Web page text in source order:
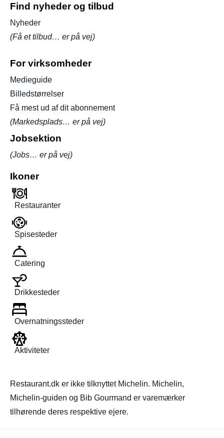
Find nyheder og tilbud
Nyheder
(Få et tilbud… er på vej)
For virksomheder
Medieguide
Billedstørrelser
Få mest ud af dit abonnement
(Markedsplads… er på vej)
Jobsektion
(Jobs… er på vej)
Ikoner
Restauranter
Spisesteder
Catering
Drikkesteder
Overnatningssteder
Aktiviteter
Restaurant.dk er ikke tilknyttet Michelin. Michelin,
Michelin-guiden og Bib Gourmand er varemærker
tilhørende deres respektive ejere.